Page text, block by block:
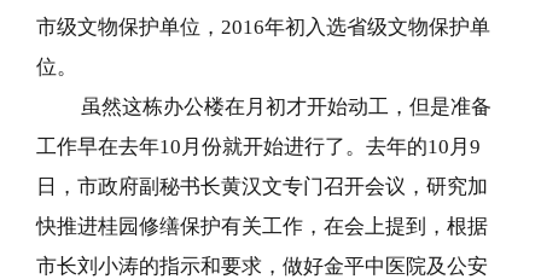
市级文物保护单位，2016年初入选省级文物保护单
位。
虽然这栋办公楼在月初才开始动工，但是准备
工作早在去年10月份就开始进行了。去年的10月9
日，市政府副秘书长黄汉文专门召开会议，研究加
快推进桂园修缮保护有关工作，在会上提到，根据
市长刘小涛的指示和要求，做好金平中医院及公安